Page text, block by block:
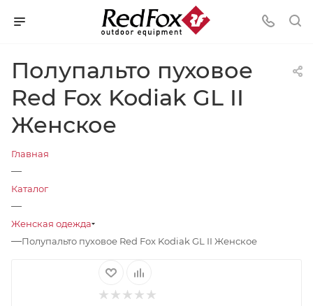
Полупальто пуховое
Red Fox Kodiak GL II
Женское
Главная
—
Каталог
—
Женская одежда
—Полупальто пуховое Red Fox Kodiak GL II Женское